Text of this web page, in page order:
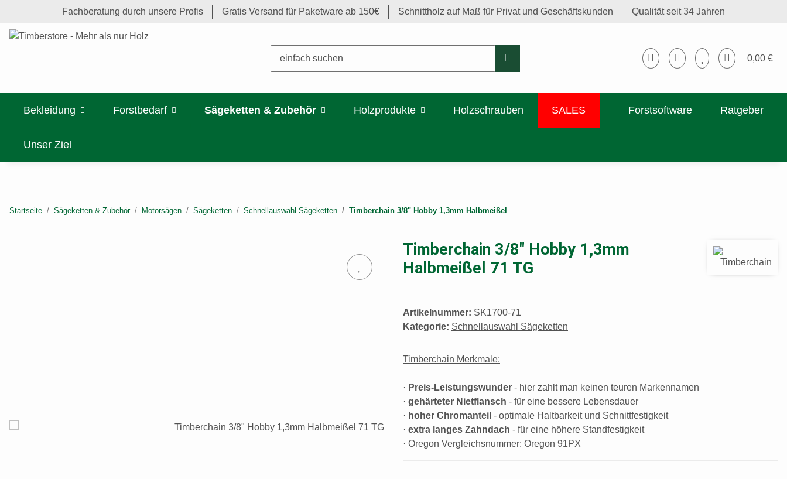
Fachberatung durch unsere Profis Gratis Versand für Paketware ab 150€ Schnittholz auf Maß für Privat und Geschäftskunden Qualität seit 34 Jahren
0,00 €
Bekleidung Forstbedarf Sägeketten & Zubehör Holzprodukte Holzschrauben SALES Forstsoftware Ratgeber
Unser Ziel
Startseite Sägeketten & Zubehör Motorsägen Sägeketten Schnellauswahl Sägeketten Timberchain 3/8" Hobby 1,3mm Halbmeißel
Timberchain 3/8" Hobby 1,3mm
Halbmeißel 71 TG
Artikelnummer: SK1700-71
Kategorie: Schnellauswahl Sägeketten
Timberchain Merkmale:
· Preis-Leistungswunder - hier zahlt man keinen teuren Markennamen
· gehärteter Nietflansch - für eine bessere Lebensdauer
· hoher Chromanteil - optimale Haltbarkeit und Schnittfestigkeit
· extra langes Zahndach - für eine höhere Standfestigkeit
· Oregon Vergleichsnummer: Oregon 91PX